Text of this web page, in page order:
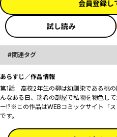
会員登録し
試し読み
関連タグ
あらすじ／作品情報
第1話 高校2年生の柳は幼馴染である桃
んなある日、瑞希の部屋で私物を物色し
ー!?※この作品はWEBコミックサイト「
です。